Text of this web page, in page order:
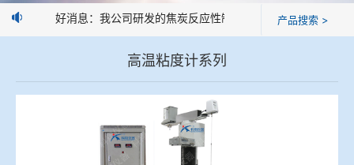
球团矿/烧结矿/块矿高温冶金性能检测系统
烧结/球团优化配矿研究设备
高炉配吹煤检测设备
企业业绩好消息：我公司研发的焦炭反应性制样系统，全部制样过程
产品搜索 >
高温粘度计系列